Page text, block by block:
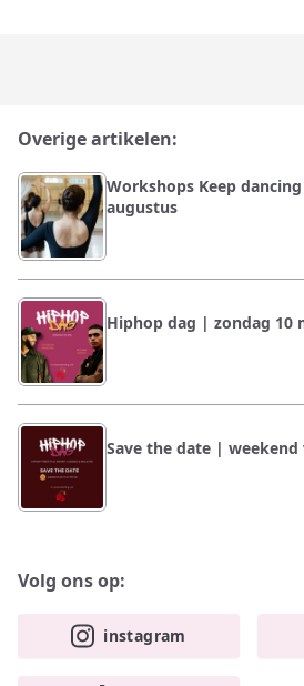
Overige artikelen:
Workshops Keep
augustus
Hiphop dag | zondag 10
Save the date | weekend
Volg ons op:
instagram